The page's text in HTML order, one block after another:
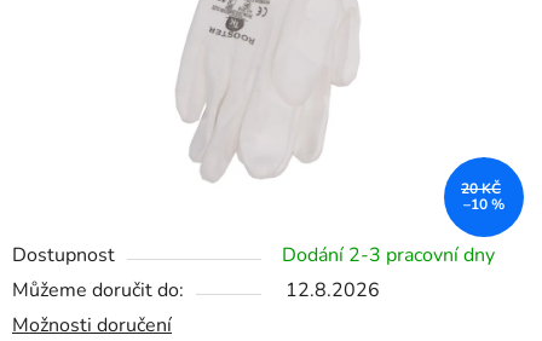
Dostupnost
Dodání 2-3 pracovní dny
Můžeme doručit do:
12.8.2026
Možnosti doručení
20 KČ
–10 %